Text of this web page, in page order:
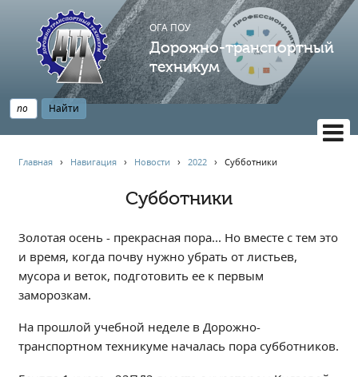
ОГА ПОУ
Дорожно-транспортный
техникум
АБИТУРИЕНТУ
Опрос по качеству образования
Новости
Наблюдательный совет
Информация
Главная › Навигация › Новости ›2022 ›Субботники
Субботники
Золотая осень - прекрасная пора... Но вместе с тем это
и время, когда почву нужно убрать от листьев,
мусора и веток, подготовить ее к первым
заморозкам.
На прошлой учебной неделе в Дорожно-
транспортном техникуме началась пора субботников.